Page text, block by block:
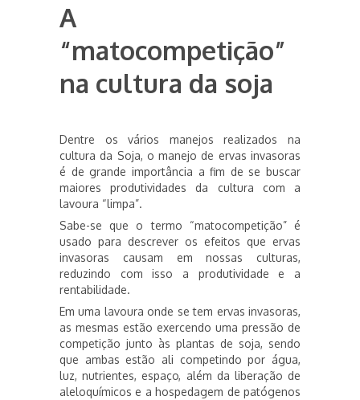
A
“matocompetição”
na cultura da soja
Dentre os vários manejos realizados na
cultura da Soja, o manejo de ervas invasoras
é de grande importância a fim de se buscar
maiores produtividades da cultura com a
lavoura “limpa”.
Sabe-se que o termo “matocompetição” é
usado para descrever os efeitos que ervas
invasoras causam em nossas culturas,
reduzindo com isso a produtividade e a
rentabilidade.
Em uma lavoura onde se tem ervas invasoras,
as mesmas estão exercendo uma pressão de
competição junto às plantas de soja, sendo
que ambas estão ali competindo por água,
luz, nutrientes, espaço, além da liberação de
aleloquímicos e a hospedagem de patógenos